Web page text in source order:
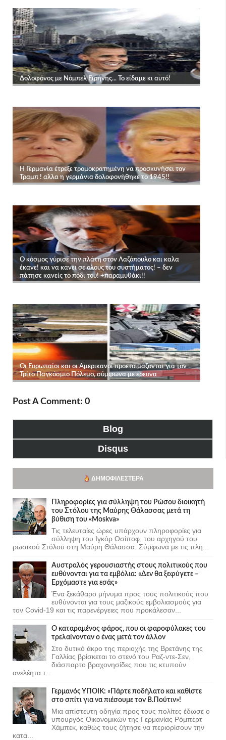
Post A Comment: 0
Blog
Disqus
ΔΗΜΟΦΙΛΈΣΤΕΡΑ
Πληροφορίες για σύλληψη του Ρώσου διοικητή
του Στόλου της Mαύρης Θάλασσας μετά τη
βύθιση του «Moskva»
Τις τελευταίες ώρες υπάρχουν πληροφορίες για
σύλληψη του Ιγκόρ Οσίποφ, του αρχηγού του
ρωσικού Στόλου στη Μαύρη Θάλασσα. Σύμφωνα με τις πλη...
Αυστραλός γερουσιαστής στους πολιτικούς που
ευθύνονται για τα εμβόλια: «Δεν θα ξεφύγετε –
Ερχόμαστε για εσάς»
Ένα ξεκάθαρο μήνυμα προς τους πολιτικούς που
ευθύνονται για τους μαζικούς εμβολιασμούς για
τον Covid-19 και τις παρενέργειες που προκάλεσαν...
Ο καταραμένος φάρος, που οι φαροφύλακες του
τρελαίνονταν ο ένας μετά τον άλλον
Στο δυτικό άκρο της περιοχής της Βρετάνης της
Γαλλίας βρίσκεται το στενό του Ραζ-ντε-Σεν,
διάσπαρτο βραχονησίδες που τις κτυπούν
ανελέητα τ...
Γερμανός ΥΠΟΙΚ: «Πάρτε ποδήλατο και καθίστε
στο σπίτι για να πιέσουμε τον Β.Πούτιν»!
Μια απίστευτη οδηγία προς τους πολίτες έδωσε ο
υπουργός Οικονομικών της Γερμανίας Ρόμπερτ
Χάμπεκ, καθώς τους ζήτησε να περιορίσουν την
κατα...